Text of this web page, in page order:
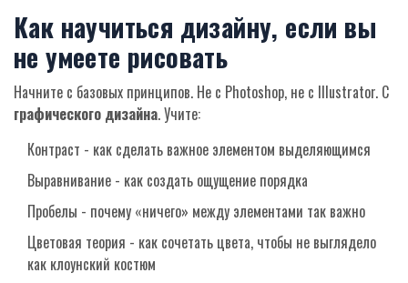
Как научиться дизайну, если вы
не умеете рисовать
Начните с базовых принципов. Не с Photoshop, не с Illustrator. С
графического дизайна. Учите:
Контраст - как сделать важное элементом выделяющимся
Выравнивание - как создать ощущение порядка
Пробелы - почему «ничего» между элементами так важно
Цветовая теория - как сочетать цвета, чтобы не выглядело
как клоунский костюм